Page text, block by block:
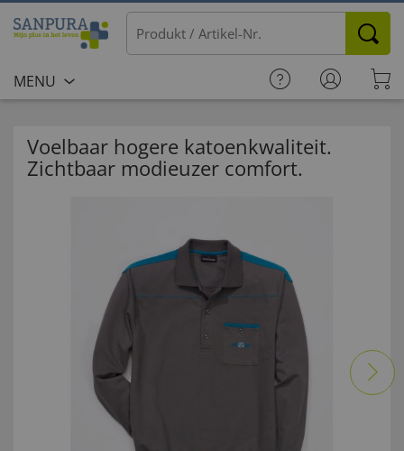
MENU
Voelbaar hogere katoenkwaliteit.
Zichtbaar modieuzer comfort.